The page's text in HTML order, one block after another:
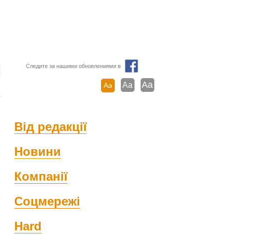
Следите за нашими обновлениями в
Aa Aa Aa
Від редакції
Новини
Компанії
Соцмережі
Hard